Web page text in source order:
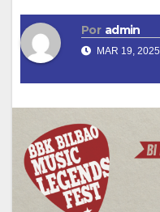
Por admin
MAR 19, 2025